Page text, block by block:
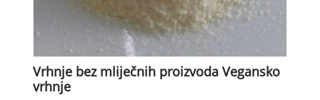
Vrhnje bez mliječnih proizvoda Vegansko
vrhnje